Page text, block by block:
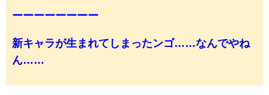
ーーーーーーーー
新キャラが生まれてしまったンゴ……なんでやね
ん……